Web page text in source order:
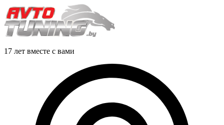
17 лет вместе с вами